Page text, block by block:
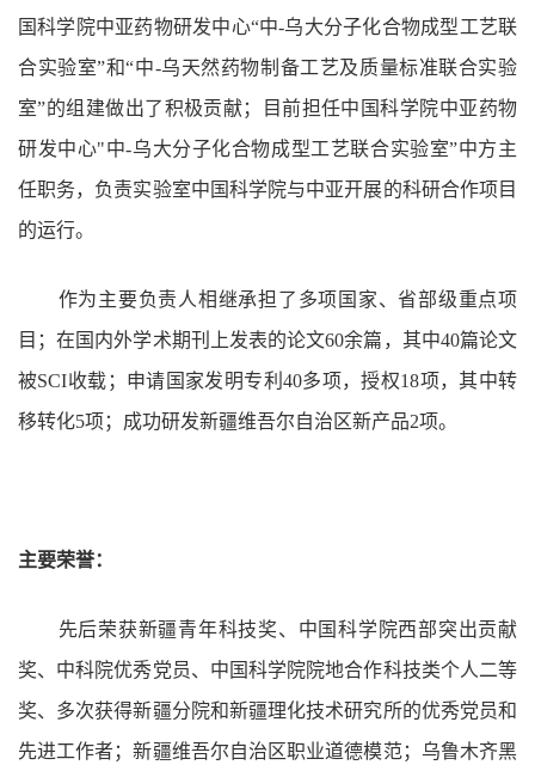
国科学院中亚药物研发中心“中-乌大分子化合物成型工艺联
合实验室”和“中-乌天然药物制备工艺及质量标准联合实验
室”的组建做出了积极贡献；目前担任中国科学院中亚药物
研发中心"中-乌大分子化合物成型工艺联合实验室”中方主
任职务，负责实验室中国科学院与中亚开展的科研合作项目
的运行。
作为主要负责人相继承担了多项国家、省部级重点项
目；在国内外学术期刊上发表的论文60余篇，其中40篇论文
被SCI收载；申请国家发明专利40多项，授权18项，其中转
移转化5项；成功研发新疆维吾尔自治区新产品2项。
主要荣誉：
先后荣获新疆青年科技奖、中国科学院西部突出贡献
奖、中科院优秀党员、中国科学院院地合作科技类个人二等
奖、多次获得新疆分院和新疆理化技术研究所的优秀党员和
先进工作者；新疆维吾尔自治区职业道德模范；乌鲁木齐黑